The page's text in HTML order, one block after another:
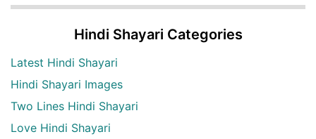
Hindi Shayari Categories
Latest Hindi Shayari
Hindi Shayari Images
Two Lines Hindi Shayari
Love Hindi Shayari